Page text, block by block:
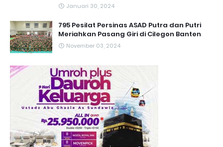
Januari 30, 2024
795 Pesilat Persinas ASAD Putra dan Putri
Meriahkan Pasang Giri di Cilegon Banten
November 03, 2024